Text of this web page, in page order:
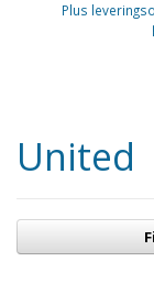
Plus
United